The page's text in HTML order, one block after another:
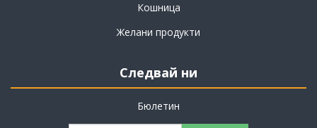
Кошница
Желани продукти
Следвай ни
Бюлетин